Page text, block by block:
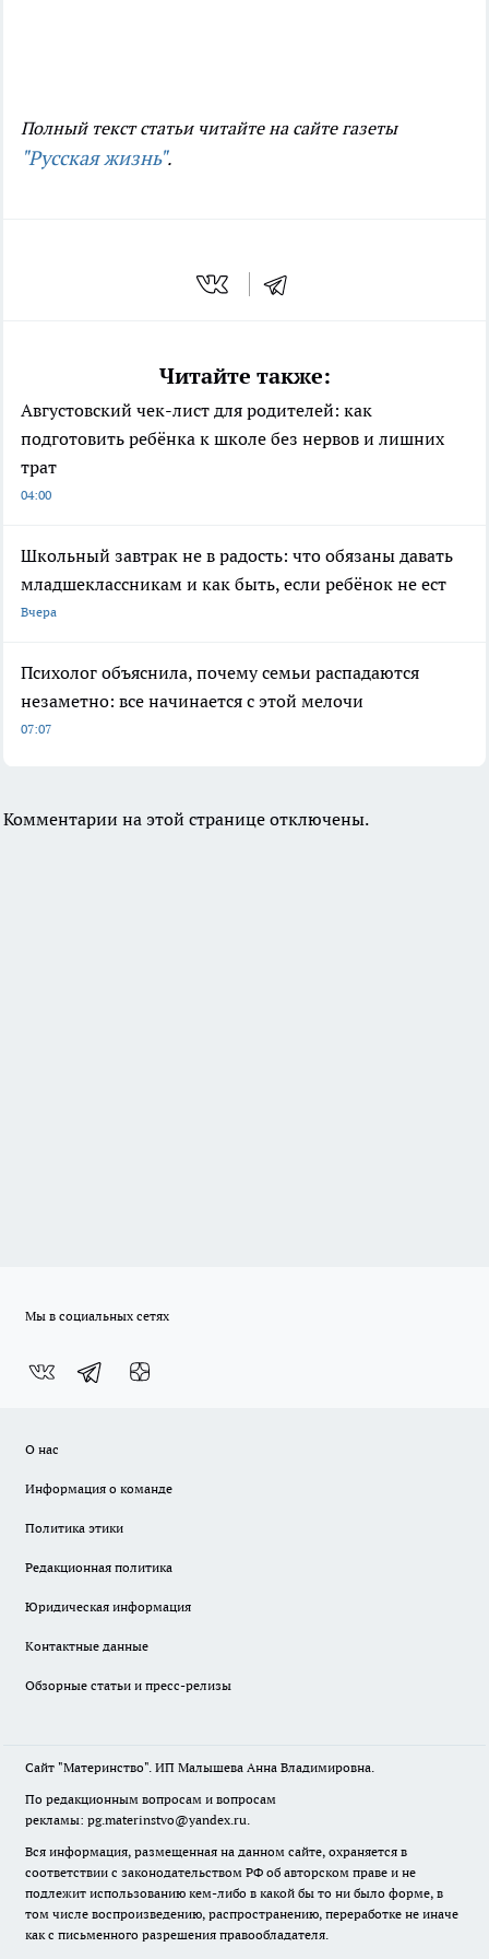
Полный текст статьи читайте на сайте газеты
"Русская жизнь".
Читайте также:
Августовский чек-лист для родителей: как
подготовить ребёнка к школе без нервов и лишних
трат
04:00
Школьный завтрак не в радость: что обязаны давать
младшеклассникам и как быть, если ребёнок не ест
Вчера
Психолог объяснила, почему семьи распадаются
незаметно: все начинается с этой мелочи
07:07
Комментарии на этой странице отключены.
Мы в социальных сетях
О нас
Информация о команде
Политика этики
Редакционная политика
Юридическая информация
Контактные данные
Обзорные статьи и пресс-релизы
Сайт "Материнство". ИП Малышева Анна Владимировна.
По редакционным вопросам и вопросам
рекламы: pg.materinstvo@yandex.ru.
Вся информация, размещенная на данном сайте, охраняется в
соответствии с законодательством РФ об авторском праве и не
подлежит использованию кем-либо в какой бы то ни было форме, в
том числе воспроизведению, распространению, переработке не иначе
как с письменного разрешения правообладателя.